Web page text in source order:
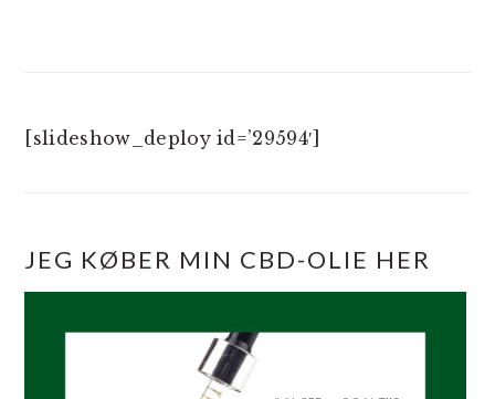
[slideshow_deploy id=’29594′]
JEG KØBER MIN CBD-OLIE HER